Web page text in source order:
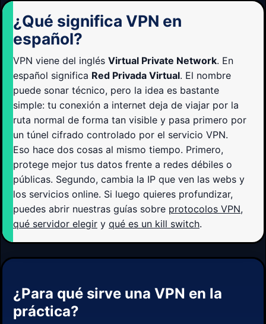
¿Qué significa VPN en
español?
VPN viene del inglés Virtual Private Network. En
español significa Red Privada Virtual. El nombre
puede sonar técnico, pero la idea es bastante
simple: tu conexión a internet deja de viajar por la
ruta normal de forma tan visible y pasa primero por
un túnel cifrado controlado por el servicio VPN.
Eso hace dos cosas al mismo tiempo. Primero,
protege mejor tus datos frente a redes débiles o
públicas. Segundo, cambia la IP que ven las webs y
los servicios online. Si luego quieres profundizar,
puedes abrir nuestras guías sobre protocolos VPN,
qué servidor elegir y qué es un kill switch.
¿Para qué sirve una VPN en la
práctica?